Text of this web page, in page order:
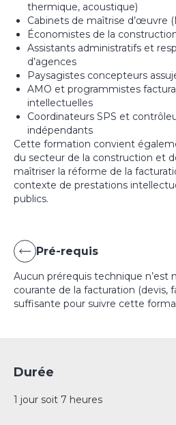
thermique, acoustique)
Cabinets de maîtrise d’œuvre
Économistes de la
Assistants administratifs et
d’agences
Paysagistes concepteurs
AMO et programmistes
intellectuelles
Coordinateurs SPS et
indépendants
Cette formation convient
du secteur de la construction et
maîtriser la réforme de la
contexte de prestations
publics.
Pré-requis
Aucun prérequis technique n’est
courante de la facturation (devis,
suffisante pour suivre cette
Durée
1 jour soit 7 heures